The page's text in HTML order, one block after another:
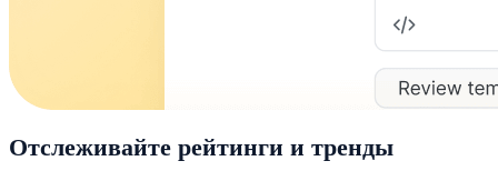
Отслеживайте рейтинги и тренды